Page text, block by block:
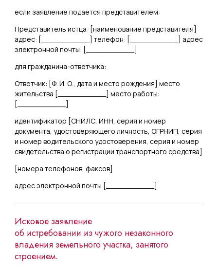
если заявление подается представителем:
Представитель истца: [наименование представителя]
адрес: [
] телефон: [
] адрес
электронной почты: [
]
для гражданина-ответчика:
Ответчик: [Ф. И. О., дата и место рождения] место
жительства [
] место работы:
[
]
идентификатор [СНИЛС, ИНН, серия и номер
документа, удостоверяющего личность, ОГРНИП, серия
и номер водительского удостоверения, серия и номер
свидетельства о регистрации транспортного средства]
[номера телефонов, факсов]
адрес электронной почты [ ___________]
Исковое заявление
об истребовании из чужого незаконного
владения земельного участка, занятого
строением.